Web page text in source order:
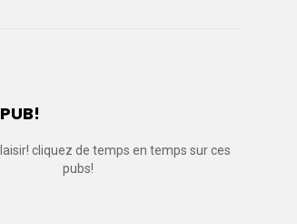
cliquez de temps en temps sur ces
pubs!